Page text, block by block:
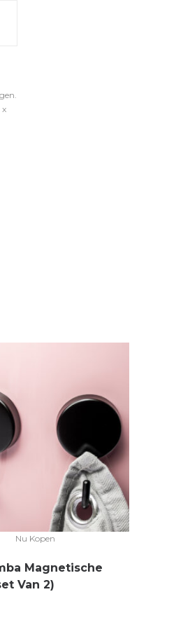
x
Nu Kopen
Magnetische
Van 2)